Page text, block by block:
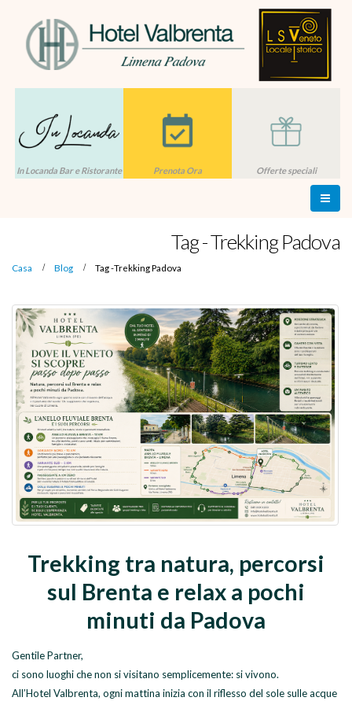
Offerte speciali
Prenota Ora
In Locanda Bar e Ristorante
Tag - Trekking Padova
Casa Blog Tag -Trekking Padova
Trekking tra natura, percorsi
sul Brenta e relax a pochi
minuti da Padova
Gentile Partner,
ci sono luoghi che non si visitano semplicemente: si vivono.
All’Hotel Valbrenta, ogni mattina inizia con il riflesso del sole sulle acque